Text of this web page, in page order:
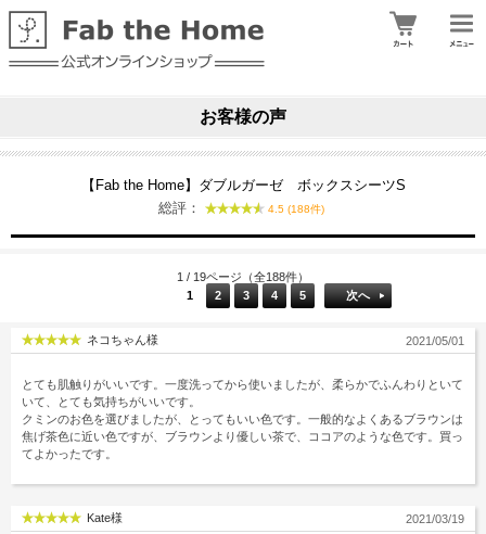
お客様の声
【Fab the Home】ダブルガーゼ ボックスシーツS
総評：
4.5 (188件)
1 / 19ページ（全188件）
1
2 3 4 5 次へ
ネコちゃん様 2021/05/01
とても肌触りがいいです。一度洗ってから使いましたが、柔らかでふんわりといて
いて、とても気持ちがいいです。
クミンのお色を選びましたが、とってもいい色です。一般的なよくあるブラウンは
焦げ茶色に近い色ですが、ブラウンより優しい茶で、ココアのような色です。買っ
てよかったです。
Kate様 2021/03/19